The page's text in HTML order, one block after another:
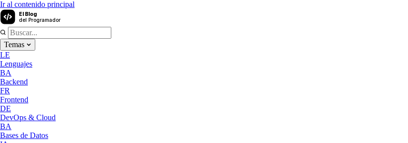
Ir al contenido principal
El Blog
del Programador
Temas
LE
Lenguajes
BA
Backend
FR
Frontend
DE
DevOps & Cloud
BA
Bases de Datos